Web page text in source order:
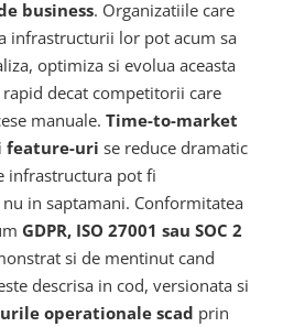
business. Organizatiile care
infrastructurii lor pot acum sa
optimiza si evolua aceasta
decat competitorii care
manuale. Time-to-market
feature-uri se reduce dramatic
infrastructura pot fi
in saptamani. Conformitatea
GDPR, ISO 27001 sau SOC 2
si de mentinut cand
descrisa in cod, versionata si
operationale scad prin